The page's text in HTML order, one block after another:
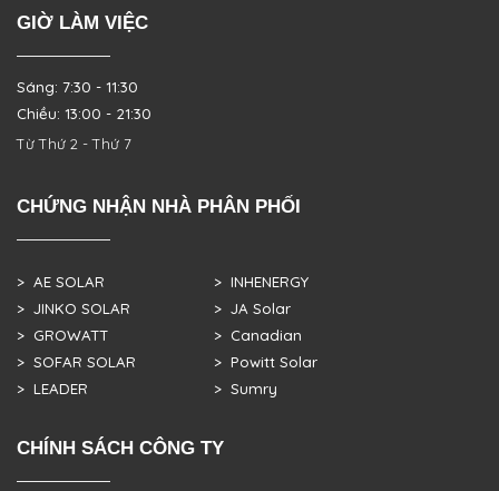
GIỜ LÀM VIỆC
Sáng: 7:30 - 11:30
Chiều: 13:00 - 21:30
Từ Thứ 2 - Thứ 7
CHỨNG NHẬN NHÀ PHÂN PHỐI
> AE SOLAR
> JINKO SOLAR
> GROWATT
> SOFAR SOLAR
> LEADER
> INHENERGY
> JA Solar
> Canadian
> Powitt Solar
> Sumry
CHÍNH SÁCH CÔNG TY